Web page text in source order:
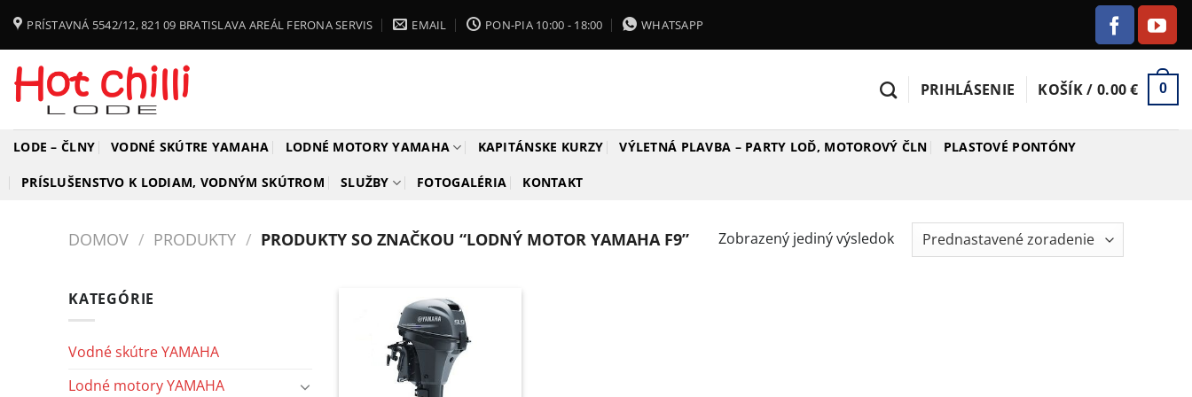
content
PRÍSTAVNÁ 5542/12, 821 09 BRATISLAVA AREÁL FERONA SERVIS EMAIL PON-PIA 10:00 - 18:00 WHATSAPP
PRIHLÁSENIE KOŠÍK / 0.00€ 0
LODE – ČLNY VODNÉ SKÚTRE YAMAHA LODNÉ MOTORY YAMAHA KAPITÁNSKE KURZY VÝLETNÁ PLAVBA – PARTY LOĎ, MOTOROVÝ ČLN PLASTOVÉ PONTÓNY
PRÍSLUŠENSTVO K LODIAM, VODNÝM SKÚTROM SLUŽBY FOTOGALÉRIA KONTAKT
DOMOV / PRODUKTY / PRODUKTY SO ZNAČKOU “LODNÝ MOTOR YAMAHA F9” Zobrazený jediný výsledok
KATEGÓRIE
Vodné skútre YAMAHA
Lodné motory YAMAHA